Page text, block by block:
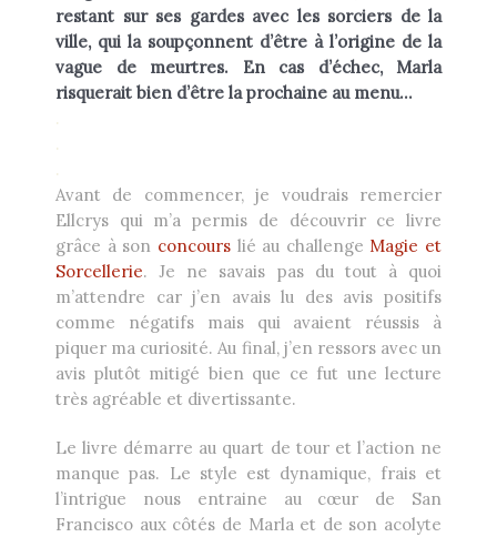
restant sur ses gardes avec les sorciers de la
ville, qui la soupçonnent d’être à l’origine de la
vague de meurtres. En cas d’échec, Marla
risquerait bien d’être la prochaine au menu…
.
.
.
Avant de commencer, je voudrais remercier
Ellcrys qui m’a permis de découvrir ce livre
grâce à son concourslié au challenge Magie et
Sorcellerie. Je ne savais pas du tout à quoi
m’attendre car j’en avais lu des avis positifs
comme négatifs mais qui avaient réussis à
piquer ma curiosité. Au final, j’en ressors avec un
avis plutôt mitigé bien que ce fut une lecture
très agréable et divertissante.
Le livre démarre au quart de tour et l’action ne
manque pas. Le style est dynamique, frais et
l’intrigue nous entraine au cœur de San
Francisco aux côtés de Marla et de son acolyte